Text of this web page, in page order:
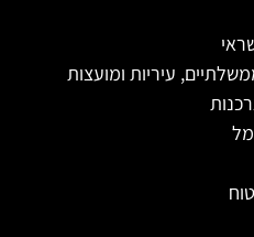
עיריות ומועצות